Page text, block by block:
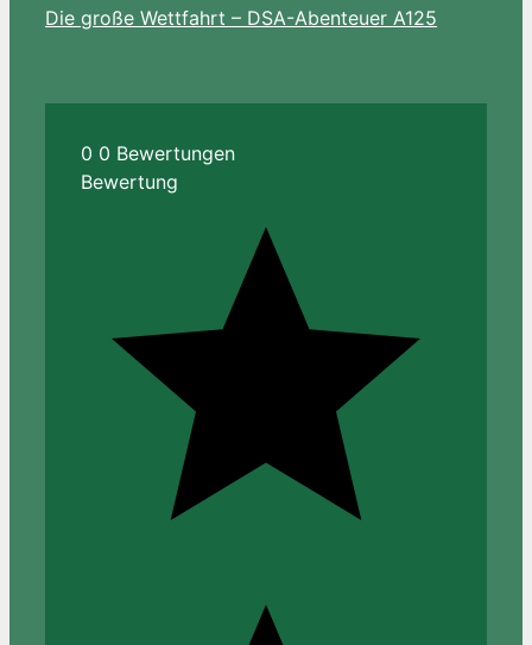
Die große Wettfahrt – DSA-Abenteuer A125
0 0 Bewertungen
Bewertung